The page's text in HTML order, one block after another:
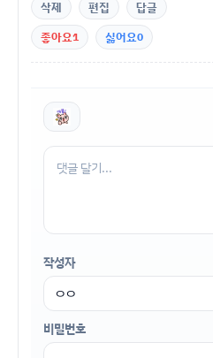
삭제 편집
답글
좋아요1 싫어요0
작성자
비밀번호